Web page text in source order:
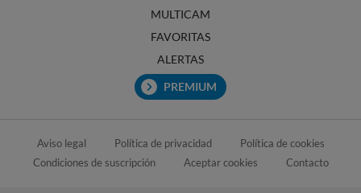
MULTICAM
FAVORITAS
ALERTAS
PREMIUM
Aviso legal Política de privacidad
Política de cookies
Condiciones de suscripción
Aceptar cookies Contacto